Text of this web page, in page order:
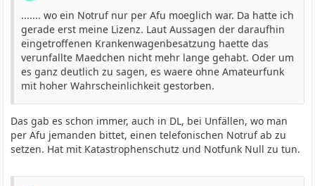
....... wo ein Notruf nur per Afu moeglich war. Da hatte ich
gerade erst meine Lizenz. Laut Aussagen der daraufhin
eingetroffenen Krankenwagenbesatzung haette das
verunfallte Maedchen nicht mehr lange gehabt. Oder um
es ganz deutlich zu sagen, es waere ohne Amateurfunk
mit hoher Wahrscheinlichkeit gestorben.
Das gab es schon immer, auch in DL, bei Unfällen, wo man
per Afu jemanden bittet, einen telefonischen Notruf ab zu
setzen. Hat mit Katastrophenschutz und Notfunk Null zu tun.